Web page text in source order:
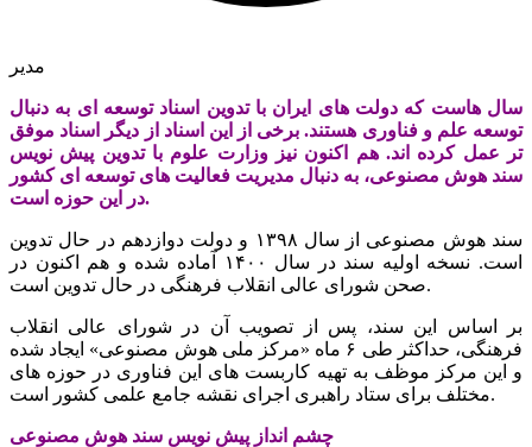
مدیر
سال هاست که دولت های ایران با تدوین اسناد توسعه ای به دنبال
توسعه علم و فناوری هستند. برخی از این اسناد از دیگر اسناد موفق
تر عمل کرده اند. هم اکنون نیز وزارت علوم با تدوین پیش نویس
سند هوش مصنوعی، به دنبال مدیریت فعالیت های توسعه ای کشور
در این حوزه است.
سند هوش مصنوعی از سال ۱۳۹۸ و دولت دوازدهم در حال تدوین
است. نسخه اولیه سند در سال ۱۴۰۰ آماده شده و هم اکنون در
صحن شورای عالی انقلاب فرهنگی در حال تدوین است.
بر اساس این سند، پس از تصویب آن در شورای عالی انقلاب
فرهنگی، حداکثر طی ۶ ماه «مرکز ملی هوش مصنوعی» ایجاد شده
و این مرکز موظف به تهیه کاربست های این فناوری در حوزه های
مختلف برای ستاد راهبری اجرای نقشه جامع علمی کشور است.
چشم انداز پیش نویس سند هوش مصنوعی